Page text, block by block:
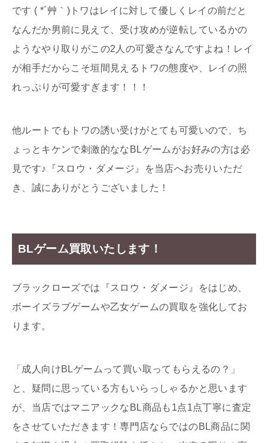
です ( *´艸｀)トワはレイに対して優しくレイの前だと
なんだか男前に見えて、受け攻めが逆転しているかの
ようなやり取りがこの2人の可愛さなんですよね！レイ
が相手だからこそ垣間見えるトワの態度や、レイの照
れっぷりが可愛すぎます！！！
他ルートでもトワの誘い受けがとても可愛いので、ち
ょっとキケンで刺激的ななBLゲームがお好みの方は必
見です♪『スロウ・ダメージ』を当店へお売りいただ
き、誠にありがとうございました！
BLゲーム買取いたします！
ブラックローズでは『スロウ・ダメージ』をはじめ、
ボーイズラブゲームや乙女ゲームの買取を強化してお
ります。
「成人向けBLゲームって買い取ってもらえるの？」
と、疑問に思っている方もいらっしゃるかと思います
が、当店ではマニアックなBL商品も1点1点丁寧に査定
をさせていただきます！専門店ならではのBL商品に関